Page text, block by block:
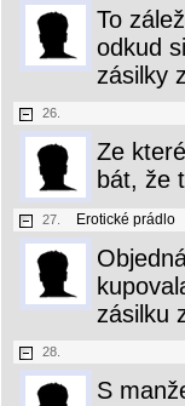
To
odkud
zásilky
26.
Ze
bát, že
27. Erotické prádlo
zásilku
28.
S